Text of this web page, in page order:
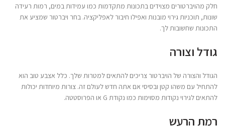
חלק מהויברטורים מצוידים בתכונות מתקדמות כמו עמידות במים, רמות רעידה
שונות, תוכניות גירוי מובנות ואפילו חיבור לאפליקציה. בחר ויברטור שמציע את
התכונות שחשובות לך.
גודל וצורה
הגודל והצורה של הויברטור צריכים להתאים למטרות שלך. כלל אצבע טוב הוא
להתחיל עם משהו קטן ובסיסי אם אתה חדש לעולם זה. צורות מיוחדות יכולות
להתאים לגירוי נקודות מסוימות כמו נקודת G או הפרוסטטה.
רמת הרעש